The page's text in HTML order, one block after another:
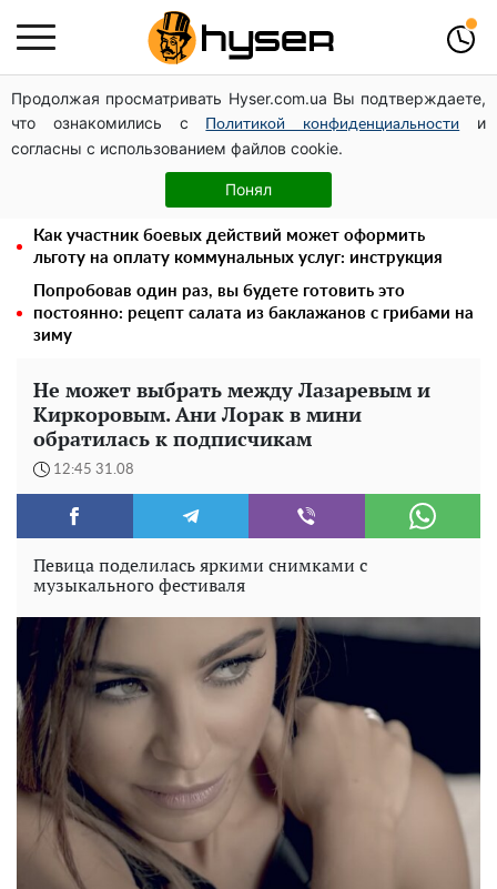
Продолжая просматривать Hyser.com.ua Вы подтверждаете,
что ознакомились с
Политикой конфиденциальности
и
согласны с использованием файлов cookie.
Понял
Дроны с наценкой: Александр Конотопский вывел
миллионы оборонного бюджета через фиктивную
фирму в Эстонии
Елена Тополя слив видео – это далеко не все:
фронтмен "Антитела" Тарас Тополя стал следующим
Как участник боевых действий может оформить
льготу на оплату коммунальных услуг: инструкция
Попробовав один раз, вы будете готовить это
постоянно: рецепт салата из баклажанов с грибами на
зиму
Не может выбрать между Лазаревым и
Киркоровым. Ани Лорак в мини
обратилась к подписчикам
12:45 31.08
Певица поделилась яркими снимками с
музыкального фестиваля